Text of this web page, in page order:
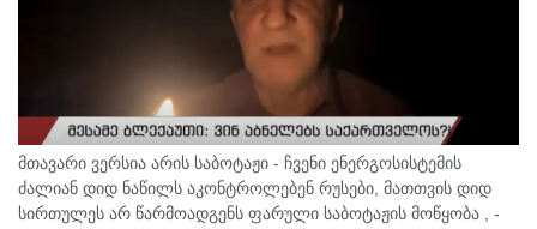
მთავარი ვერსია არის საბოტაჟი - ჩვენი ენერგოსისტემის
ძალიან დიდ ნაწილს აკონტროლებენ რუსები, მათთვის დიდ
სირთულეს არ წარმოადგენს ფარული საბოტაჟის მოწყობა , -